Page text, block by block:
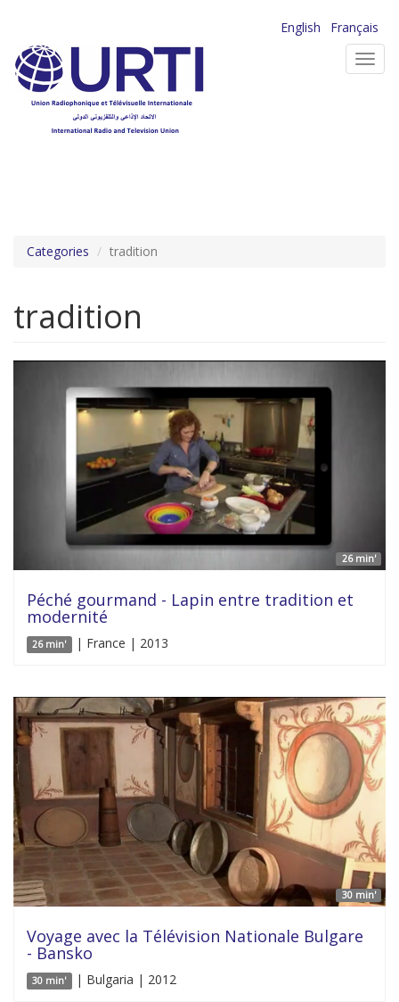
contenu
principal
English
Français
Categories tradition
tradition
26 min'
Péché gourmand - Lapin entre tradition et
modernité
26 min' | France | 2013
30 min'
Voyage avec la Télévision Nationale Bulgare
- Bansko
30 min' | Bulgaria | 2012